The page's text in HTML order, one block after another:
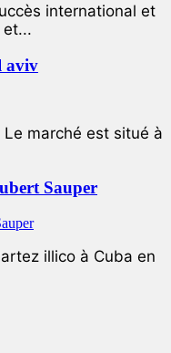
international et
et...
aviv
marché est situé à
Sauper
illico à Cuba en